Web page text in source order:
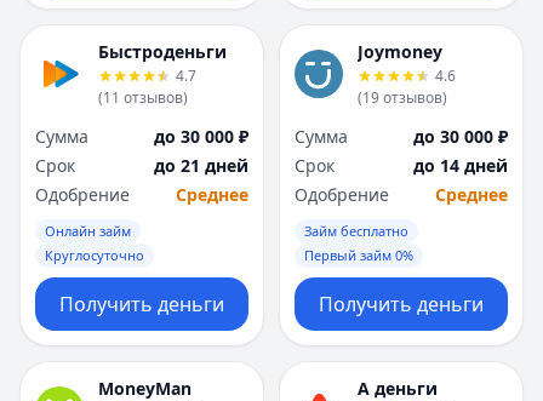
Быстроденьги
4.7
(11 отзывов)
Сумма
до 30 000 ₽
Срок
до 21 дней
Одобрение
Среднее
Онлайн займ
Круглосуточно
Получить деньги
Joymoney
4.6
(19отзывов)
Сумма
до 30 000 ₽
Срок
до 14 дней
Одобрение
Среднее
Займ бесплатно
Первый займ 0%
Получить деньги
MoneyMan А деньги